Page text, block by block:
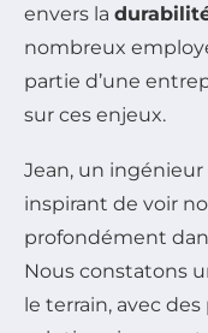
envers la
nombreux
partie d’une
sur ces enjeux.
Jean, un ingénieur
inspirant de voir
profondément
Nous constatons
le terrain, avec